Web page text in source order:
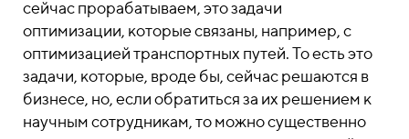
сейчас прорабатываем, это задачи
оптимизации, которые связаны, например, с
оптимизацией транспортных путей. То есть это
задачи, которые, вроде бы, сейчас решаются в
бизнесе, но, если обратиться за их решением к
научным сотрудникам, то можно существенно